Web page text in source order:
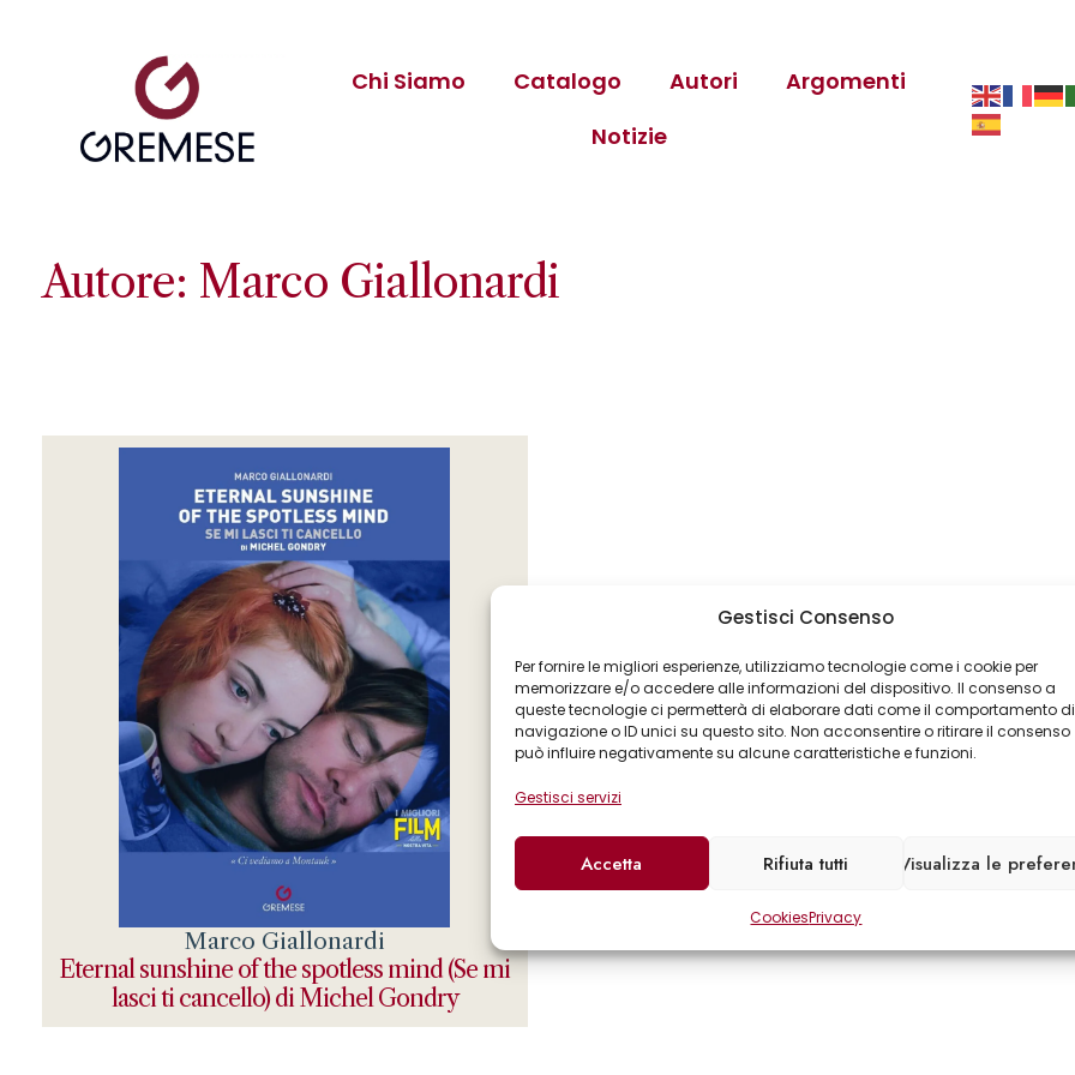
Gestisci Consenso
Per fornire le migliori esperienze, utilizziamo tecnologie come i cookie per
memorizzare e/o accedere alle informazioni del dispositivo. Il consenso a
queste tecnologie ci permetterà di elaborare dati come il comportamento di
navigazione o ID unici su questo sito. Non acconsentire o ritirare il consenso
può influire negativamente su alcune caratteristiche e funzioni.
Gestisci servizi
Accetta Rifiuta tutti Visualizza le
CookiesPrivacy
Chi Siamo Catalogo Autori
Argomenti
Notizie
Autore: Marco Giallonardi
Marco Giallonardi
Eternal sunshine of the spotless mind (Se mi
lasci ti cancello) di Michel Gondry